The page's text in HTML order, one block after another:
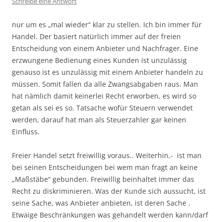
nur um es „mal wieder“ klar zu stellen. Ich bin immer für
Handel. Der basiert natürlich immer auf der freien
Entscheidung von einem Anbieter und Nachfrager. Eine
erzwungene Bedienung eines Kunden ist unzulässig
genauso ist es unzulässig mit einem Anbieter handeln zu
müssen. Somit fallen da alle Zwangsabgaben raus. Man
hat nämlich damit keinerlei Recht erworben, es wird so
getan als sei es so. Tatsache wofür Steuern verwendet
werden, darauf hat man als Steuerzahler gar keinen
Einfluss.
Freier Handel setzt freiwillig voraus.. Weiterhin,- ist man
bei seinen Entscheidungen bei wem man fragt an keine
„Maßstäbe“ gebunden. Freiwillig beinhaltet immer das
Recht zu diskriminieren. Was der Kunde sich aussucht, ist
seine Sache, was Anbieter anbieten, ist deren Sache .
Etwaige Beschränkungen was gehandelt werden kann/darf